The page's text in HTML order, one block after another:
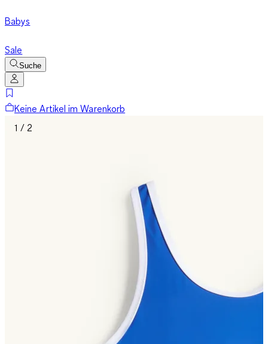
Babys
Sale
Suche
Keine Artikel im Warenkorb
1 / 2